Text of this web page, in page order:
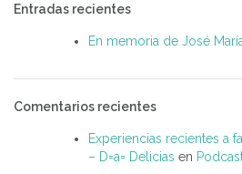
Entradas recientes
En memoria de José
Comentarios recientes
Experiencias recientes a
– D=a= Delicias en